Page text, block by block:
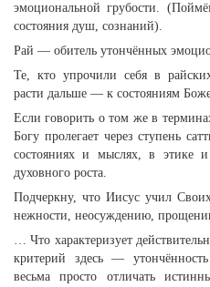
эмоциональной грубости.
состояния душ, сознаний).
Рай — обитель утончённых
Те, кто упрочили себя в
расти дальше — к состояниям
Если говорить о том же в
Богу пролегает через ступень
состояниях и мыслях, в этике
духовного роста.
Подчеркну, что Иисус учил
нежности, неосуждению,
… Что характеризует
критерий здесь —
весьма просто отличать